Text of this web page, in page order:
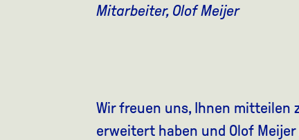
Mitarbeiter, Olof Meijer
Wir freuen uns, Ihnen mitteilen
erweitert haben und Olof Meijer